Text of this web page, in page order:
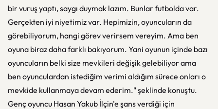
bir vuruş yaptı, saygı duymak lazım. Bunlar futbolda var.
Gerçekten iyi niyetimiz var. Hepimizin, oyuncuların da
görebiliyorum, hangi görev verirsem vereyim. Ama ben
oyuna biraz daha farklı bakıyorum. Yani oyunun içinde bazı
oyuncuların belki size mevkileri değişik gelebiliyor ama
ben oyunculardan istediğim verimi aldığım sürece onları o
mevkide kullanmaya devam ederim." şeklinde konuştu.
Genç oyuncu Hasan Yakub İlçin'e şans verdiği için